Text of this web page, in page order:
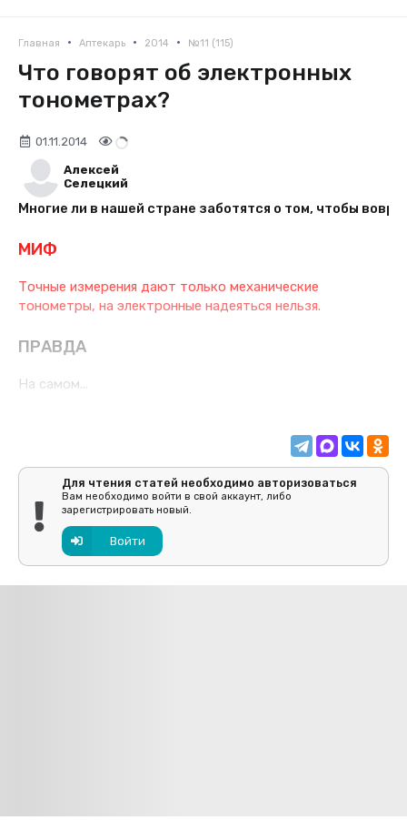
Главная • Аптекарь • 2014 • №11 (115)
Что говорят об электронных
тонометрах?
01.11.2014
Алексей
Селецкий
Многие ли в нашей стране заботятся о том, чтобы
МИФ
Точные измерения дают только механические
тонометры, на электронные надеяться нельзя.
ПРАВДА
На самом...
Для чтения статей необходимо авторизоваться
Вам необходимо войти в свой аккаунт, либо
зарегистрировать новый.
Войти